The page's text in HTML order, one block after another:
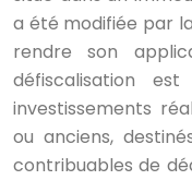
a été modifiée par
rendre son
défiscalisation
investissements
ou anciens,
contribuables de